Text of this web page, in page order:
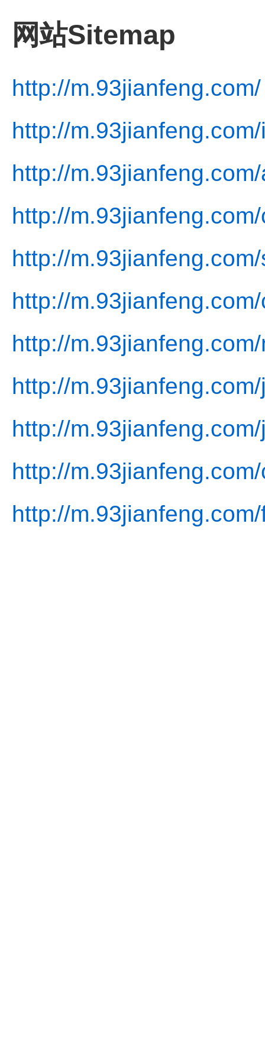
网站Sitemap
http://m.93jianfeng.com/
http://
http://
http://
http://
http://
http://
http://
http://
http://
http://